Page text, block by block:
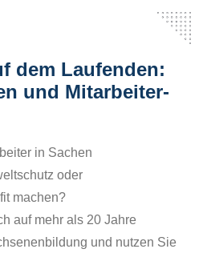
dem Laufenden:
und Mitarbeiter-
in Sachen
oder
machen?
auf mehr als 20 Jahre
und nutzen Sie